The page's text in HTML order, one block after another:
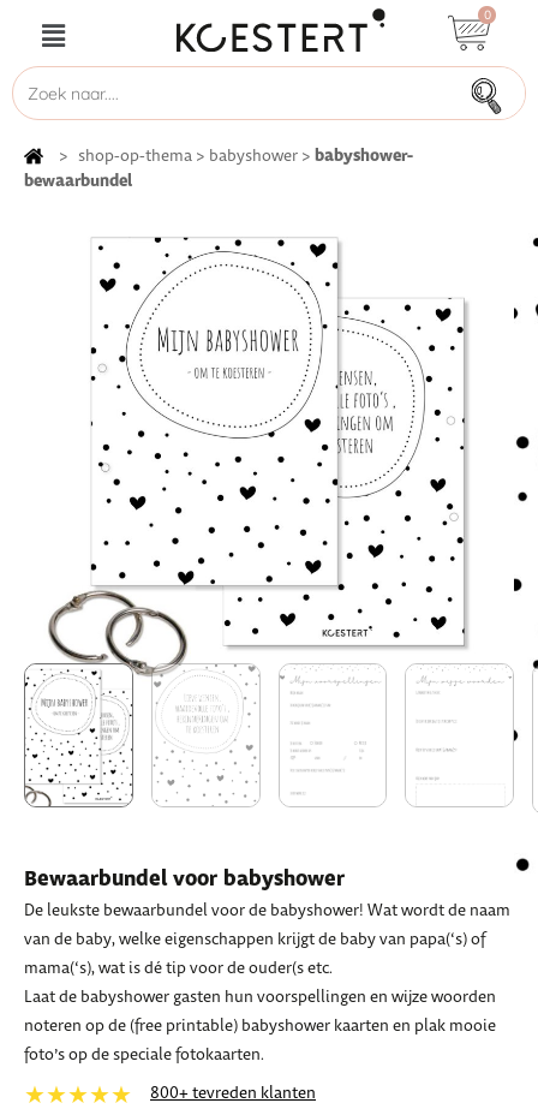
0
> shop-op-thema > babyshower > babyshower-
bewaarbundel
Bewaarbundel voor babyshower
De leukste bewaarbundel voor de babyshower! Wat wordt de naam
van de baby, welke eigenschappen krijgt de baby van papa(‘s) of
mama(‘s), wat is dé tip voor de ouder(s etc.
Laat de babyshower gasten hun voorspellingen en wijze woorden
noteren op de (free printable) babyshower kaarten en plak mooie
foto’s op de speciale fotokaarten.
★★★★★ 800+ tevreden klanten